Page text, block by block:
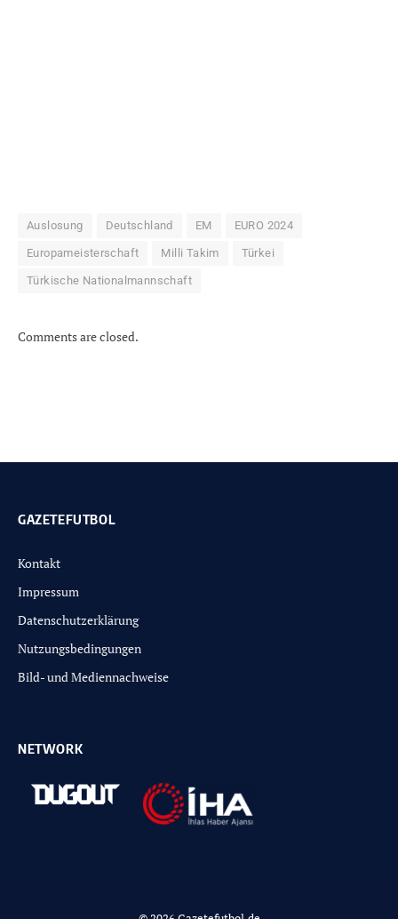
Auslosung Deutschland EM EURO 2024
Europameisterschaft Milli Takim Türkei
Türkische Nationalmannschaft
Comments are closed.
GAZETEFUTBOL
Kontakt
Impressum
Datenschutzerklärung
Nutzungsbedingungen
Bild- und Mediennachweise
NETWORK